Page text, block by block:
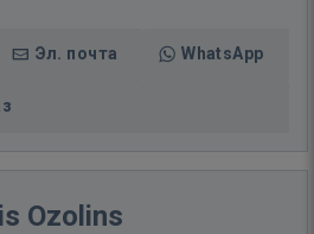
Эл. почта WhatsApp
Ozolins